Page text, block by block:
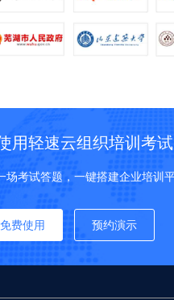
用轻速云组织培训考试
场考试答题，一键搭建企业培训
免费使用 预约演示